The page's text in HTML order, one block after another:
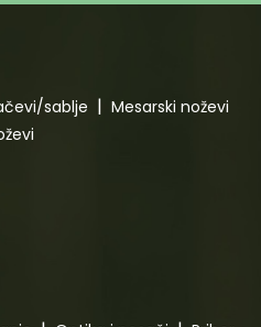
sablje
Mesarski noževi